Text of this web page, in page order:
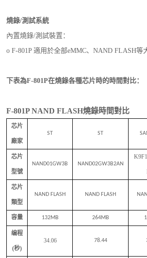
燒錄/測試系統
內置燒錄/測試裝置：
o F-801P 適用於全部eMMC、NAND FLASH等
下表為F-801P在燒錄各種芯片時的時間對比：
F-801P NAND FLASH燒錄時間對比
芯片
廠家
ST ST
芯片
型號
NAND01GW3B NAND02GW3B2AN
芯片
類型
NAND FLASH NAND FLASH
容量 132MB 264MB
编程
(秒)
34.06 78.44